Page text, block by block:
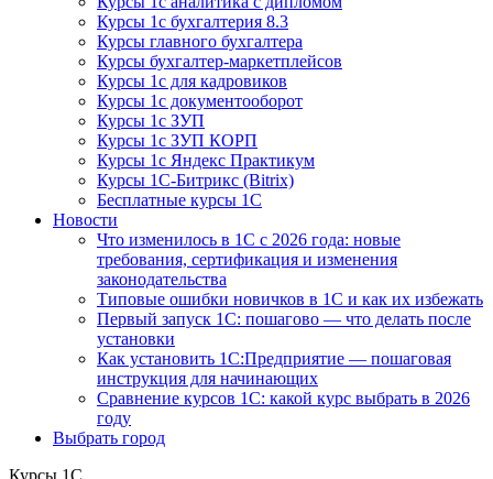
Курсы 1с бухгалтерия 8.3
Курсы главного бухгалтера
Курсы бухгалтер-маркетплейсов
Курсы 1с для кадровиков
Курсы 1с документооборот
Курсы 1с ЗУП
Курсы 1с ЗУП КОРП
Курсы 1с Яндекс Практикум
Курсы 1С-Битрикс (Bitrix)
Бесплатные курсы 1С
Новости
Что изменилось в 1С с 2026 года: новые
требования, сертификация и изменения
законодательства
Типовые ошибки новичков в 1С и как их избежать
Первый запуск 1С: пошагово — что делать после
установки
Как установить 1С:Предприятие — пошаговая
инструкция для начинающих
Сравнение курсов 1С: какой курс выбрать в 2026
году
Выбрать город
Курсы 1С